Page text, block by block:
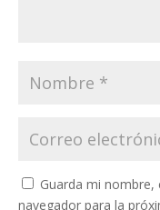
Guarda mi
navegador para la